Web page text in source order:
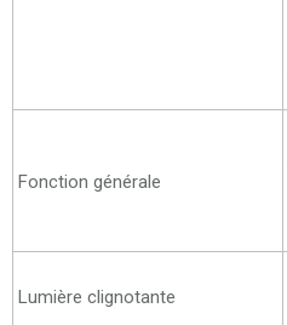
Fonction générale
Lumière clignotante